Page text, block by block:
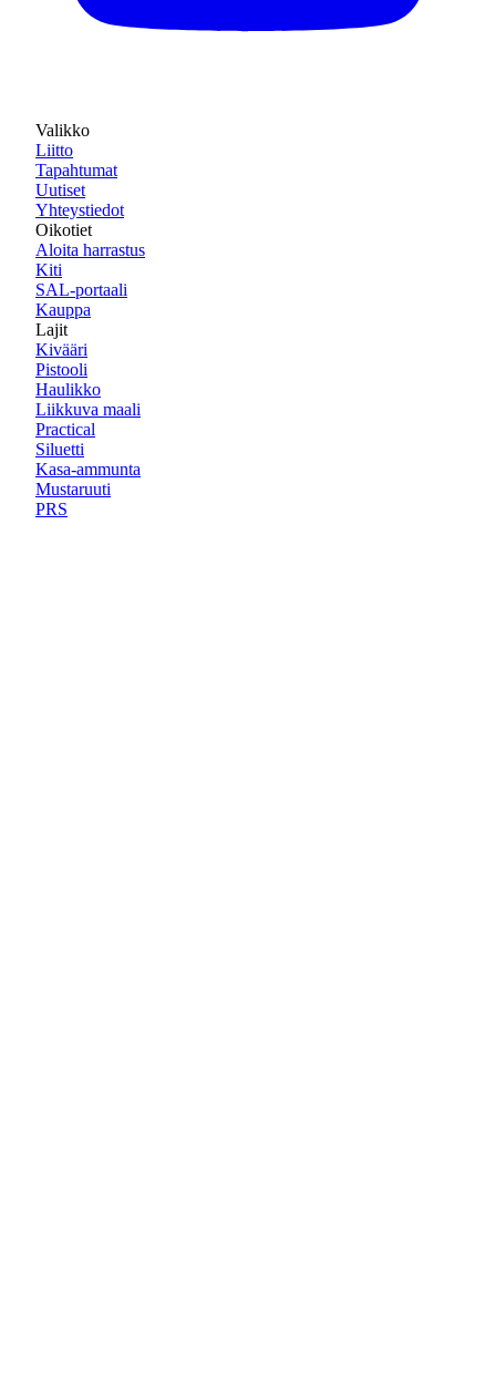
Valikko
Liitto
Tapahtumat
Uutiset
Yhteystiedot
Oikotiet
Aloita harrastus
Kiti
SAL-portaali
Kauppa
Lajit
Kivääri
Pistooli
Haulikko
Liikkuva maali
Practical
Siluetti
Kasa-ammunta
Mustaruuti
PRS